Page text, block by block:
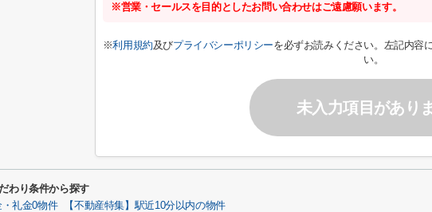
※営業・セールスを目的としたお問い合わせはご遠慮願います。
※利用規約及びプライバシーポリシーを必ずお読みください。左記内容
い。
未入力項目があり
わり条件から探す
・礼金0物件 【不動産特集】駅近10分以内の物件